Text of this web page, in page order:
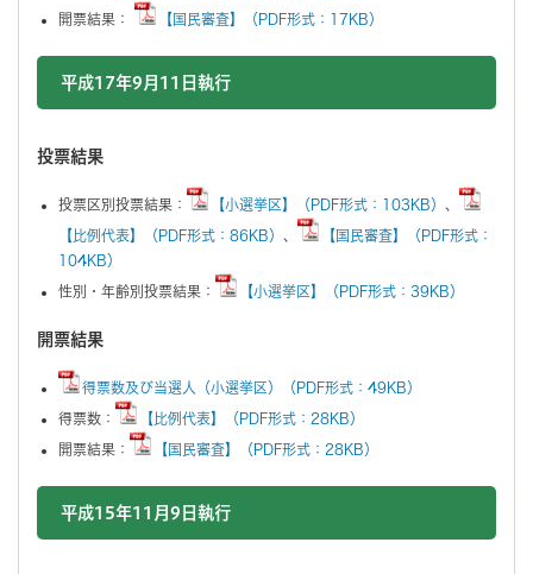
開票結果： 【国民審査】（PDF形式：17KB）
平成17年9月11日執行
投票結果
投票区別投票結果： 【小選挙区】（PDF形式：103KB） 、
【比例代表】（PDF形式：86KB） 、
【国民審査】（PDF形式：
104KB）
性別・年齢別投票結果： 【小選挙区】（PDF形式：39KB）
開票結果
得票数及び当選人（小選挙区）（PDF形式：49KB）
得票数： 【比例代表】（PDF形式：28KB）
開票結果： 【国民審査】（PDF形式：28KB）
平成15年11月9日執行